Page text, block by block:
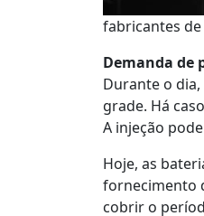
fabricantes
Demanda de
Durante o
grade. Há
A injeção
Hoje, as
fornecimento
cobrir o